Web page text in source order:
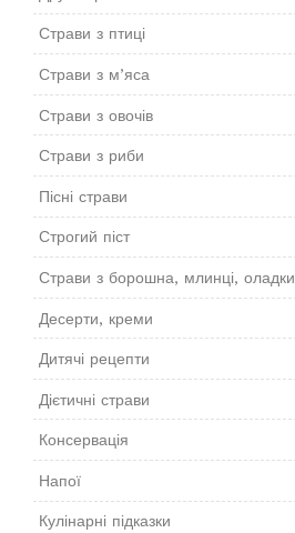
Страви з птиці
Страви з м’яса
Страви з овочів
Страви з риби
Пісні страви
Строгий піст
Страви з борошна, млинці, оладки
Десерти, креми
Дитячі рецепти
Дієтичні страви
Консервація
Напої
Кулінарні підказки